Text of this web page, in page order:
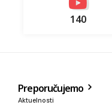
140
Preporučujemo
Aktuelnosti